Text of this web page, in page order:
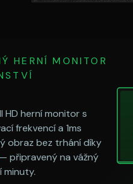
HERNÍ MONITOR
HD herní monitor s
frekvencí a 1ms
obraz bez trhání díky
— připravený na vážný
minuty.